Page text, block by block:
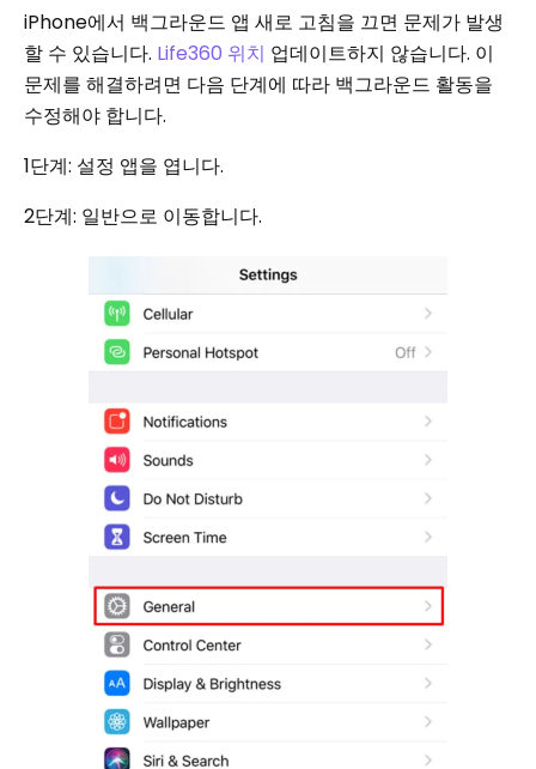
iPhone에서 백그라운드 앱 새로 고침을 끄면 문제가 발생
할 수 있습니다. Life360 위치 업데이트하지 않습니다. 이
문제를 해결하려면 다음 단계에 따라 백그라운드 활동을
수정해야 합니다.
1단계: 설정 앱을 엽니다.
2단계: 일반으로 이동합니다.